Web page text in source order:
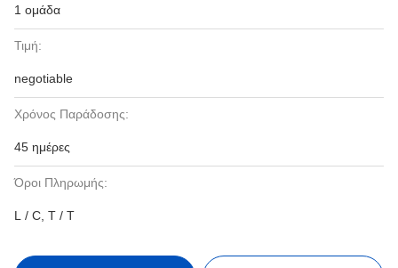
1 ομάδα
Τιμή:
negotiable
Χρόνος Παράδοσης:
45 ημέρες
Όροι Πληρωμής:
L / C, T / T